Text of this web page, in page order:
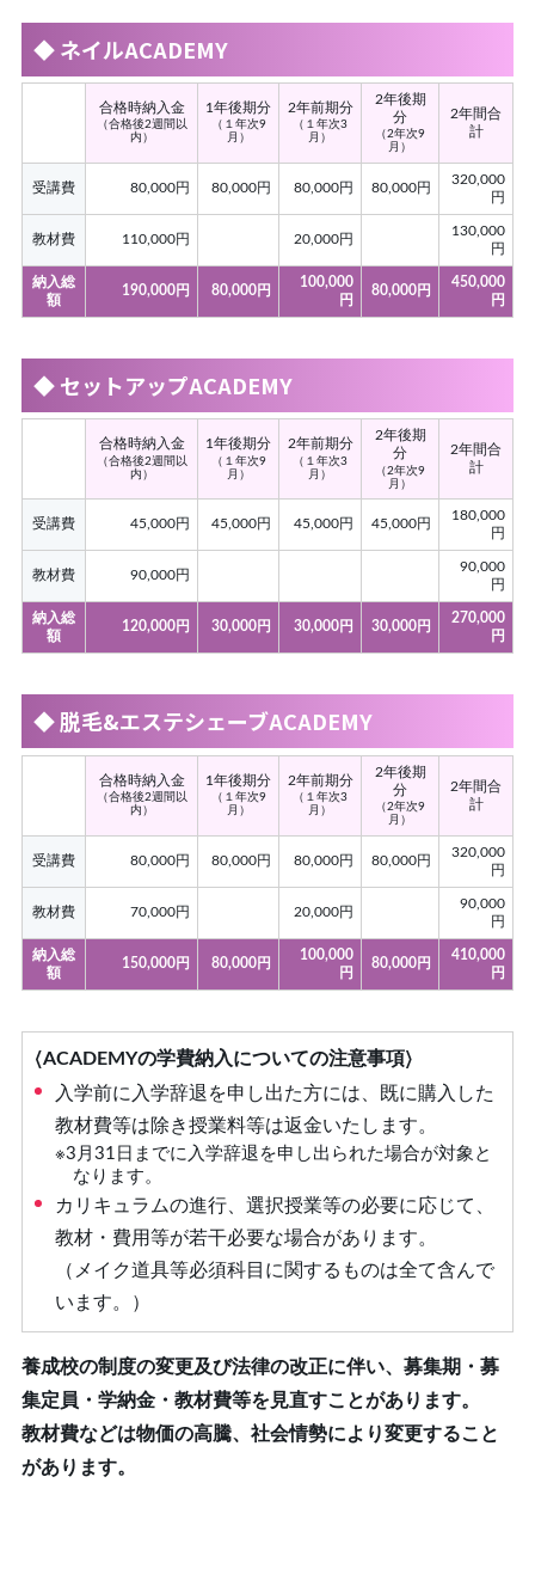
◆ ネイルACADEMY
合格時納入金
（合格後2週間以
内）
1年後期分
（１年次9
月）
2年前期分
（１年次3
月）
2年後期
分
（2年次9
月）
2年間合
計
受講費 80,000円 80,000円 80,000円 80,000円
320,000
円
教材費 110,000円 20,000円
130,000
円
納入総
額
190,000円 80,000円
100,000
円
80,000円
450,000
円
◆ セットアップACADEMY
合格時納入金
（合格後2週間以
内）
1年後期分
（１年次9
月）
2年前期分
（１年次3
月）
2年後期
分
（2年次9
月）
2年間合
計
受講費 45,000円 45,000円 45,000円 45,000円
180,000
円
教材費 90,000円
90,000
円
納入総
額
120,000円 30,000円 30,000円 30,000円
270,000
円
◆ 脱毛&エステシェーブACADEMY
合格時納入金
（合格後2週間以
内）
1年後期分
（１年次9
月）
2年前期分
（１年次3
月）
2年後期
分
（2年次9
月）
2年間合
計
受講費 80,000円 80,000円 80,000円 80,000円
320,000
円
教材費 70,000円 20,000円
90,000
円
納入総
額
150,000円 80,000円
100,000
円
80,000円
410,000
円
〈ACADEMYの学費納⼊についての注意事項〉
⼊学前に⼊学辞退を申し出た⽅には、既に購⼊した
教材費等は除き授業料等は返⾦いたします。
※3⽉31⽇までに⼊学辞退を申し出られた場合が対象と
なります。
カリキュラムの進⾏、選択授業等の必要に応じて、
教材・費⽤等が若⼲必要な場合があります。
（メイク道具等必須科⽬に関するものは全て含んで
います。）
養成校の制度の変更及び法律の改正に伴い、募集期・募
集定員・学納⾦・教材費等を⾒直すことがあります。
教材費などは物価の高騰、社会情勢により変更すること
があります。